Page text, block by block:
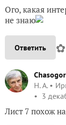
Ого, какая
не знаю
Ответить ✿
Chasogor
Н. А.
3
Лист 7 похож